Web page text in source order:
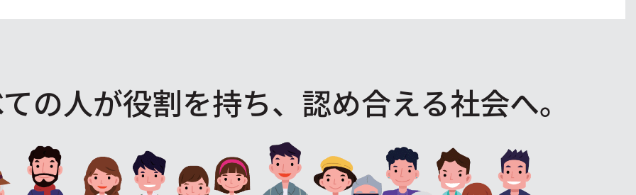
の人が役割を持ち、認め合える社会へ。